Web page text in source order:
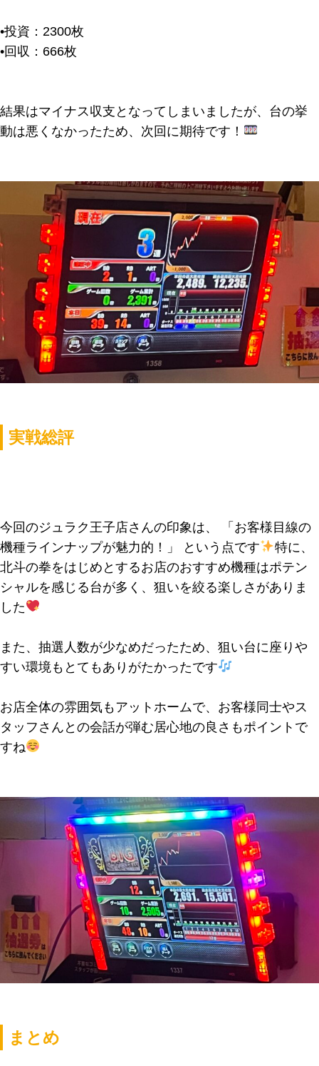
•投資 ：2300枚
•回収 ：666枚
結果はマイナス収支となってしまいましたが、台の挙
動は悪くなかったため、次回に期待です！
実戦総評
今回のジュラク王子店さんの印象は、
「お客様目線の
機種ラインナップが魅力的！」
という点です
特に、
北斗の拳をはじめとするお店のおすすめ機種はポテン
シャルを感じる台が多く、狙いを絞る楽しさがありま
した
また、抽選人数が少なめだったため、狙い台に座りや
すい環境もとてもありがたかったです
お店全体の雰囲気もアットホームで、お客様同士やス
タッフさんとの会話が弾む居心地の良さもポイントで
すね
まとめ